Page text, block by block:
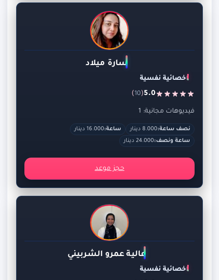
سارة ميلاد
اخصائية نفسية
5.0
(
10
)
فيديوهات مجانية: 1
نصف ساعة:8.000 دينار ساعة:16.000 دينار
ساعة ونصف:24.000 دينار
حجز موعد
عالية عمرو الشربيني
اخصائية نفسية